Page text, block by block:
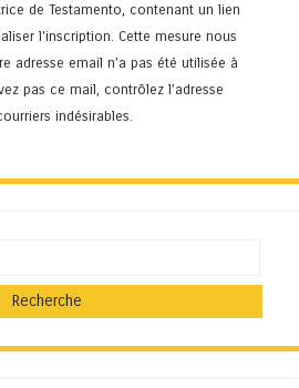
de Testamento, contenant un lien
l'inscription. Cette mesure nous
adresse email n’a pas été utilisée à
pas ce mail, contrôlez l’adresse
indésirables.